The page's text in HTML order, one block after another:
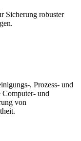
Sicherung robuster
, Prozess- und
und
von